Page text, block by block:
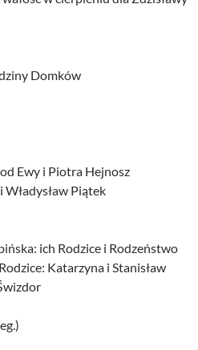
Domków
Ewy i Piotra Hejnosz
Władysław Piątek
ich Rodzice i Rodzeństwo
Katarzyna i Stanisław